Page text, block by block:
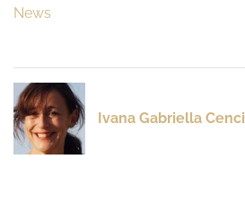
News
Ivana Gabriella Cenci